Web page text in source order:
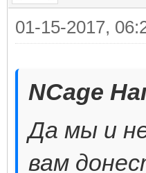
01-15-2017,
NCage
Да мы и
вам